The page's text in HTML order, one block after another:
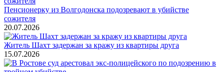
Пенсионерку из Волгодонска подозревают в убийстве
сожителя
20.07.2026
Житель Шахт задержан за кражу из квартиры друга
15.07.2026